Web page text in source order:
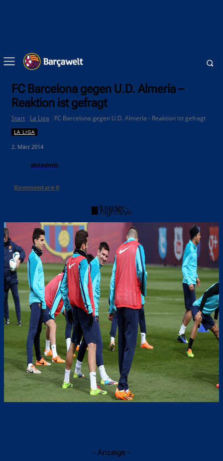
FC Barcelona gegen U.D. Almería –
Reaktion ist gefragt
Start La Liga FC Barcelona gegen U.D. Almería - Reaktion ist gefragt
LA LIGA
2. März 2014
siteadmin
Kommentare0
- Anzeige -
- Anzeige -